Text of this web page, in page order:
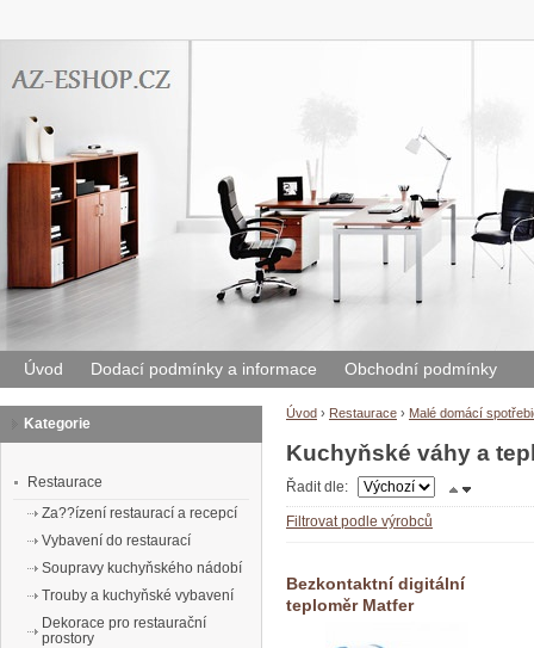
Úvod Dodací podmínky a informace Obchodní podmínky
Úvod › Restaurace › Malé domácí
Kuchyňské váhy a
Řadit dle:
Filtrovat podle výrobců
Bezkontaktní digitální
teploměr Matfer
Kategorie
Restaurace
Za??ízení restaurací a recepcí
Vybavení do restaurací
Soupravy kuchyňského nádobí
Trouby a kuchyňské vybavení
Dekorace pro restaurační
prostory